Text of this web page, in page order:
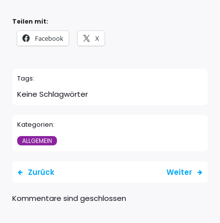
Teilen mit:
Facebook X
Tags:
Keine Schlagwörter
Kategorien:
ALLGEMEIN
Zurück Weiter
Kommentare sind geschlossen